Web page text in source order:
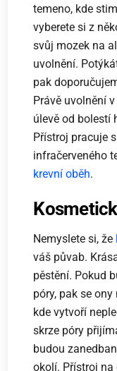
temeno, kde
vyberete si z
svůj mozek na
uvolnění.
pak
Právě uvolnění
úlevě od bolestí
Přístroj pracuje
infračerveného
krevní oběh.
Nemyslete si, že
váš půvab.
pěstění. Pokud
póry, pak se
kde vytvoří
skrze póry
budou
okolí. Přístroj